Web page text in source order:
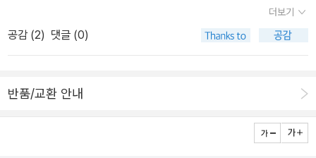
는 게 좋을 듯싶다. 왜냐하면 이 책이 너무도 재밌어 이 작가의 전작을
컬렉션하기로 했기에. 그 시작이 위 리스트의 두 책이다. 2. 이제, 문
해야겠다!
랜드)>, <미스틱 리버>로 독자들의 인기를 한몸에 받고 있는 작가 데
의 정점이던 1919년 미국 보스턴의 사상 최대 경찰 파업을 다룬 역사
소설로서 높이 평가받았고, <리브 바이 나이트 : 밤에 살다>는 금주
법 시대를 배경으로 어둠의 세계인 갱 조직을 사실적이면서도 흡인력
금가지의 환상문학전집 시리즈 중 하나로 출간된 적이 있으나 이번에
새로운 출판사에서 새로운 번역으로 출간되었다. 이 소설은 그리스
신화 헤로와 레안드로스의 전설과 베오그라드를 배경으로 두 연인의
야기는 각각 독립되어 있기 때문에 그 중 어느 것을 먼저 읽어도 상관
레안드로스의 이야기는 17세기 남동부 유럽을 배경으로 한다. 소설
이), 박선경 (그림) | 마음산책 | 웃고 싶은가, 울고 싶은가, 그럼 ‘이
기호’를 읽으면 된다(소설가 박범신)', '이기호의 소설에는 심장 박동
보고 싶다. 떠오르는 아시아에서 더럽게 부자 되는 법 ㅣ모신 하
기 계발서인줄 알았으나 소설이란다. 자기계발서를 유쾌하게 비판하
는 글로 각 장이 시작되는 '소설'이라는데, 제목만큼이나 도발적이고
문이 생긴다. 2. 세계의 겨울 : 켄 폴릿 솔직히 말해 켄 폴릿의 작
품을 많이 읽지 않았다. <대지의 기둥>을 미친 듯이 읽은 적은 있지
만 다른 작품은 그렇게 읽은 기억이 없다. 영화로 본 대표작 때문에 더
게 아주 중요한 역사의 순간들이다. 분량도 적지 않다. 이번에도 <대
리 쥐고 읽다 보면 그 끝을 보게 되는 작가다. 그의 이름을 잘 몰랐을
더보기
공감 (2) 댓글 (0)
반품/교환 안내